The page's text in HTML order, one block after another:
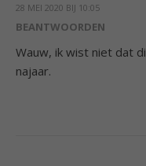
28 MEI 2020 BIJ 10:05
BEANTWOORDEN
Wauw, ik wist niet dat
najaar.